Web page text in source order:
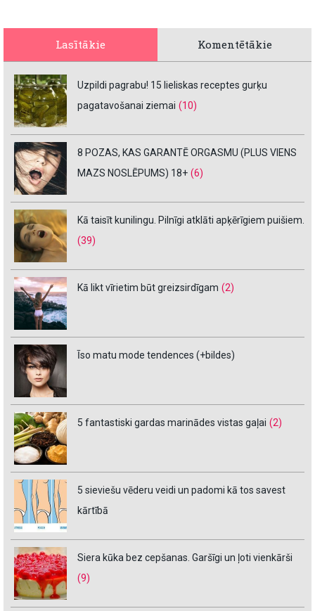
Lasītākie Komentētākie
Uzpildi pagrabu! 15 lieliskas receptes gurķu
pagatavošanai ziemai (10)
8 POZAS, KAS GARANTĒ ORGASMU (PLUS VIENS
MAZS NOSLĒPUMS) 18+ (6)
Kā taisīt kunilingu. Pilnīgi atklāti apķērīgiem puišiem.
(39)
Kā likt vīrietim būt greizsirdīgam (2)
Īso matu mode tendences (+bildes)
5 fantastiski gardas marinādes vistas gaļai (2)
5 sieviešu vēderu veidi un padomi kā tos savest
kārtībā
Siera kūka bez cepšanas. Garšīgi un ļoti vienkārši
(9)